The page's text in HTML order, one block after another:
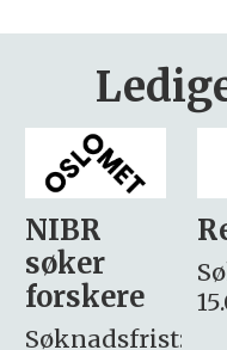
Rektor
Søknadsfrist:
15.09.2026